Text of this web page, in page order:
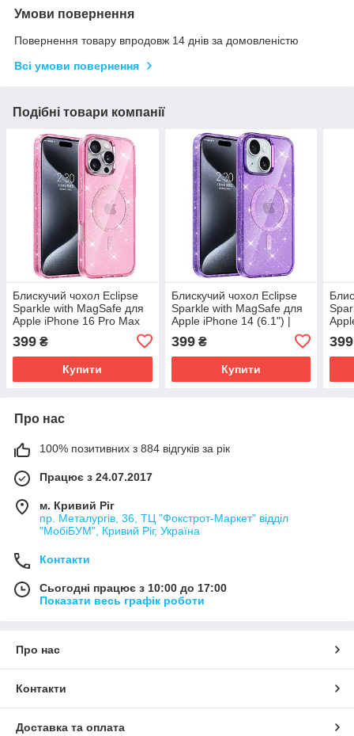
Умови повернення
Повернення товару впродовж 14 днів за домовленістю
Всі умови повернення
Подібні товари компанії
Блискучий чохол Eclipse
Sparkle with MagSafe для
Apple iPhone 16 Pro Max
(6.9") | Galaxy MagFit Pink
399 ₴
Купити
Блискучий чохол Eclipse
Sparkle with MagSafe для
Apple iPhone 14 (6.1") |
399₴
Купити
399
Про нас
100% позитивних з 884 відгуків за рік
Працює з 24.07.2017
м. Кривий Ріг
пр. Металургів, 36, ТЦ "Фокстрот-Маркет" відділ
"МобіБУМ", Кривий Ріг, Україна
Контакти
Сьогодні працює з 10:00 до 17:00
Показати весь графік роботи
Про нас
Контакти
Доставка та оплата